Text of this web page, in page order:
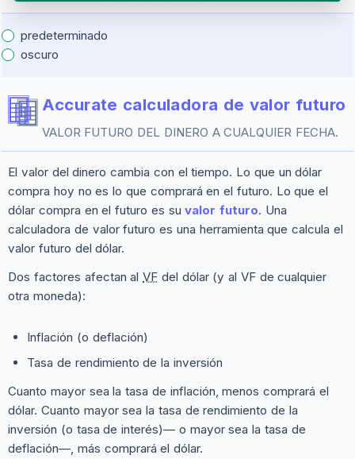
predeterminado
oscuro
Accurate calculadora de valor futuro
VALOR FUTURO DEL DINERO A CUALQUIER FECHA.
El valor del dinero cambia con el tiempo. Lo que un dólar
compra hoy no es lo que comprará en el futuro. Lo que el
dólar compra en el futuro es suvalor futuro. Una
calculadora de valor futuro es una herramienta que calcula el
valor futuro del dólar.
Dos factores afectan alVF del dólar (y al VF de cualquier
otra moneda):
Inflación (o deflación)
Tasa de rendimiento de la inversión
Cuanto mayor sea la tasa de inflación, menos comprará el
dólar. Cuanto mayor sea la tasa de rendimiento de la
inversión (o tasa de interés)— o mayor sea la tasa de
deflación—, más comprará el dólar.